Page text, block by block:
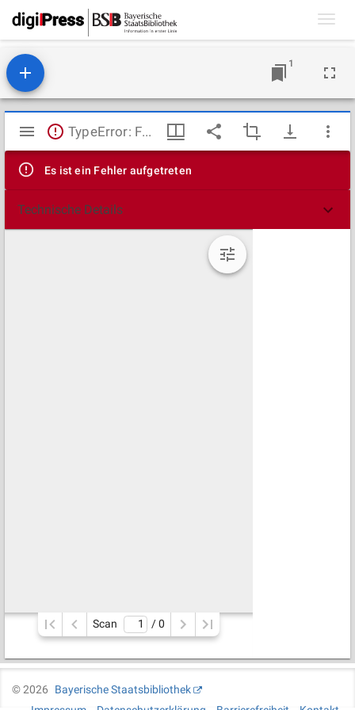
1
Mirador
Viewer
TypeError: Failed to fetch
Es ist ein Fehler aufgetreten
Technische Details
Scan / 0
©2026
Bayerische Staatsbibliothek